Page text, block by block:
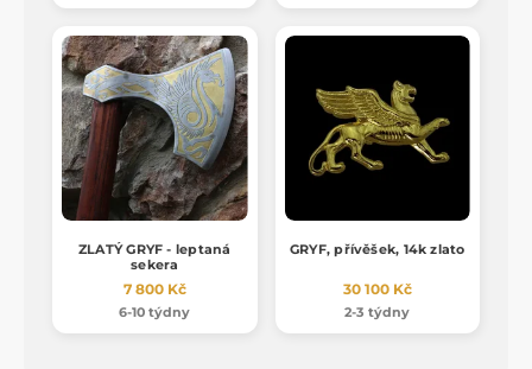
ZLATÝ GRYF - leptaná
sekera
7 800 Kč
6-10 týdny
GRYF, přívěšek, 14k zlato
30 100 Kč
2-3 týdny